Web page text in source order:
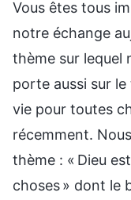
Vous êtes tous
notre échange
thème sur lequel
porte aussi sur le
vie pour toutes
récemment.
thème : « Dieu
choses » dont le